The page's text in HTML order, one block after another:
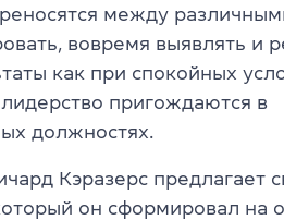
между
вовремя выявлять и
как при спокойных
пригождаются в
должностях.
Кэразерс предлагает
он сформировал на